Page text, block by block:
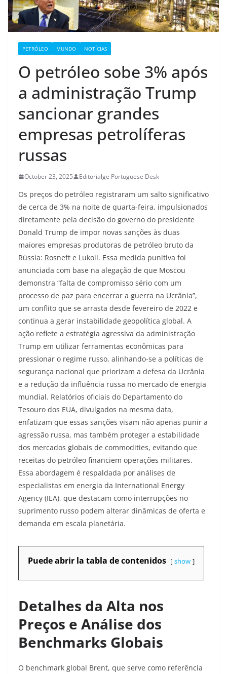
PETRÓLEO MUNDO NOTÍCIAS
O petróleo sobe 3% após
a administração Trump
sancionar grandes
empresas petrolíferas
russas
October 23, 2025 Editorialge Portuguese Desk
Os preços do petróleo registraram um salto significativo
de cerca de 3% na noite de quarta-feira, impulsionados
diretamente pela decisão do governo do presidente
Donald Trump de impor novas sanções às duas
maiores empresas produtoras de petróleo bruto da
Rússia: Rosneft e Lukoil. Essa medida punitiva foi
anunciada com base na alegação de que Moscou
demonstra “falta de compromisso sério com um
processo de paz para encerrar a guerra na Ucrânia”,
um conflito que se arrasta desde fevereiro de 2022 e
continua a gerar instabilidade geopolítica global. A
ação reflete a estratégia agressiva da administração
Trump em utilizar ferramentas econômicas para
pressionar o regime russo, alinhando-se a políticas de
segurança nacional que priorizam a defesa da Ucrânia
e a redução da influência russa no mercado de energia
mundial. Relatórios oficiais do Departamento do
Tesouro dos EUA, divulgados na mesma data,
enfatizam que essas sanções visam não apenas punir a
agressão russa, mas também proteger a estabilidade
dos mercados globais de commodities, evitando que
receitas do petróleo financiem operações militares.
Essa abordagem é respaldada por análises de
especialistas em energia da International Energy
Agency (IEA), que destacam como interrupções no
suprimento russo podem alterar dinâmicas de oferta e
demanda em escala planetária.
Puede abrir la tabla de contenidos show
Detalhes da Alta nos
Preços e Análise dos
Benchmarks Globais
O benchmark global Brent, que serve como referência